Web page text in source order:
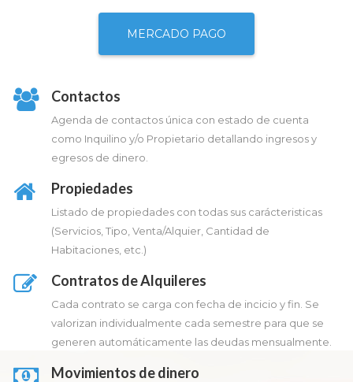
MERCADO PAGO
Contactos
Agenda de contactos única con estado de cuenta
como Inquilino y/o Propietario detallando ingresos y
egresos de dinero.
Propiedades
Listado de propiedades con todas sus carácteristicas
(Servicios, Tipo, Venta/Alquier, Cantidad de
Habitaciones, etc.)
Contratos de Alquileres
Cada contrato se carga con fecha de incicio y fin. Se
valorizan individualmente cada semestre para que se
generen automáticamente las deudas mensualmente.
Movimientos de dinero